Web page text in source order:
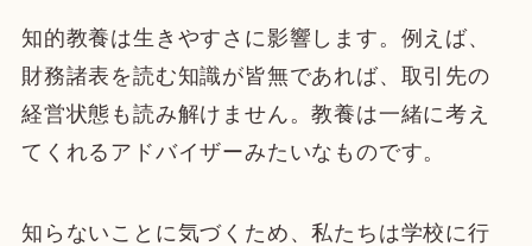
知的教養は生きやすさに影響します。例えば、
財務諸表を読む知識が皆無であれば、取引先の
経営状態も読み解けません。教養は一緒に考え
てくれるアドバイザーみたいなものです。
知らないことに気づくため、私たちは学校に行